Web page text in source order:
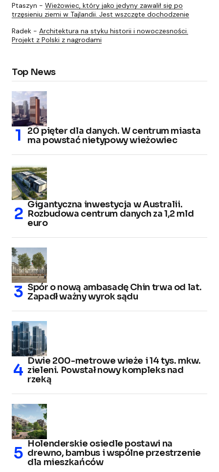
Ptaszyn - Wieżowiec, który jako jedyny zawalił się po
trzęsieniu ziemi w Tajlandii. Jest wszczęte dochodzenie
Radek - Architektura na styku historii i nowoczesności.
Projekt z Polski z nagrodami
Top News
20 pięter dla danych. W centrum miasta
ma powstać nietypowy wieżowiec
Gigantyczna inwestycja w Australii.
Rozbudowa centrum danych za 1,2 mld
euro
Spór o nową ambasadę Chin trwa od lat.
Zapadł ważny wyrok sądu
Dwie 200-metrowe wieże i 14 tys. mkw.
zieleni. Powstał nowy kompleks nad
rzeką
Holenderskie osiedle postawi na
drewno, bambus i wspólne przestrzenie
dla mieszkańców